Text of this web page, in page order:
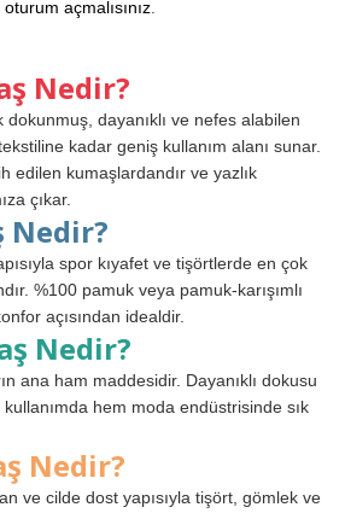
oturum açmalısınız
Nedir?
dokunmuş, dayanıklı ve nefes alabilen
kadar geniş kullanım alanı sunar.
edilen kumaşlardandır ve yazlık
çıkar.
Nedir?
spor kıyafet ve tişörtlerde en çok
%100 pamuk veya pamuk-karışımlı
açısından idealdir.
Nedir?
ana ham maddesidir. Dayanıklı dokusu
hem moda endüstrisinde sık
Nedir?
ve cilde dost yapısıyla tişört, gömlek ve